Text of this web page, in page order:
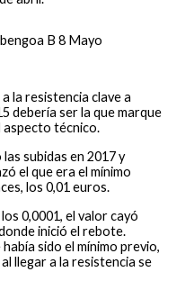
la resistencia clave a
debería ser la que marque
aspecto técnico.
subidas en 2017 y
el que era el mínimo
los 0,01 euros.
0,0001, el valor cayó
inició el rebote.
sido el mínimo previo,
llegar a la resistencia se